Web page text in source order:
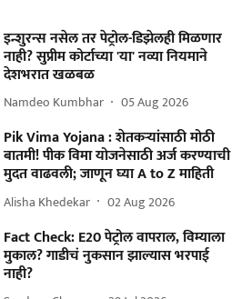
इन्शुरन्स नसेल तर पेट्रोल-डिझेलही मिळणार
नाही? सुप्रीम कोर्टाच्या 'या' नव्या नियमाने
देशभरात खळबळ
Namdeo Kumbhar 05 Aug 2026
Pik Vima Yojana : शेतकऱ्यांसाठी मोठी
बातमी! पीक विमा योजनेसाठी अर्ज करण्याची
मुदत वाढवली; जाणून घ्या A to Z माहिती
Alisha Khedekar 02 Aug 2026
Fact Check: E20 पेट्रोल वापराल, विम्याला
मुकाल? गाडीचं नुकसान झाल्यास भरपाई
नाही?